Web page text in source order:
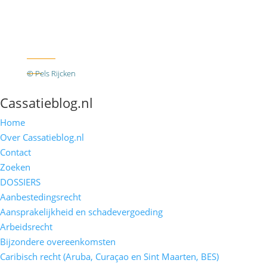
© Pels Rijcken
Cassatieblog.nl
Home
Over Cassatieblog.nl
Contact
Zoeken
DOSSIERS
Aanbestedingsrecht
Aansprakelijkheid en schadevergoeding
Arbeidsrecht
Bijzondere overeenkomsten
Caribisch recht (Aruba, Curaçao en Sint Maarten, BES)